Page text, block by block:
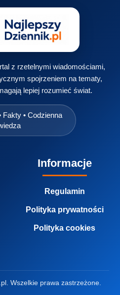
z rzetelnymi wiadomościami,
spojrzeniem na tematy,
lepiej rozumieć świat.
Fakty • Codzienna
Informacje
Regulamin
Polityka prywatności
Polityka cookies
Wszelkie prawa zastrzeżone.